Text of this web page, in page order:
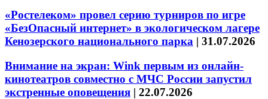
«Ростелеком» провел серию турниров по игре
«БезОпасный интернет» в экологическом лагере
Кенозерского национального парка | 31.07.2026
Внимание на экран: Wink первым из онлайн-
кинотеатров совместно с МЧС России запустил
экстренные оповещения | 22.07.2026